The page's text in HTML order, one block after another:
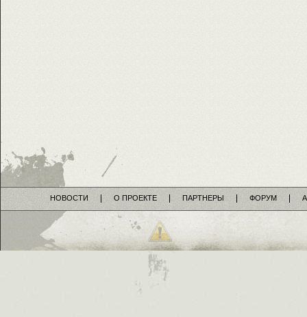
НОВОСТИ О ПРОЕКТЕ ПАРТНЕРЫ ФОРУМ